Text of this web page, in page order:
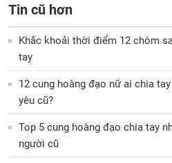
Tin cũ hơn
Khắc khoải thời điểm 12 chòm
tay
12 cung hoàng đạo nữ ai chia
yêu cũ?
Top 5 cung hoàng đạo chia tay
người cũ